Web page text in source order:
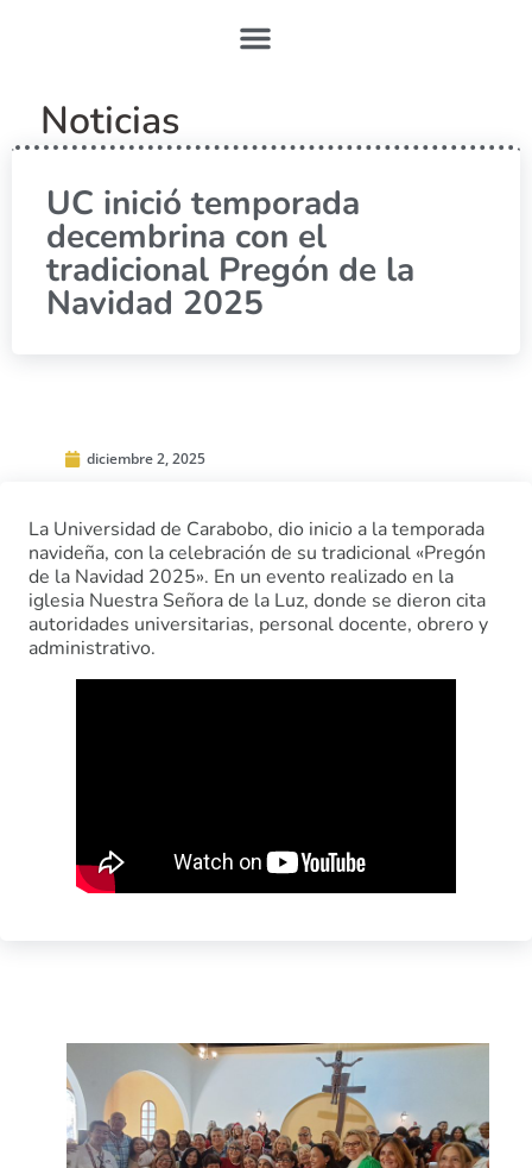
Noticias
UC inició temporada
decembrina con el
tradicional Pregón de la
Navidad 2025
diciembre 2, 2025
La Universidad de Carabobo, dio inicio a la temporada
navideña, con la celebración de su tradicional «Pregón
de la Navidad 2025». En un evento realizado en la
iglesia Nuestra Señora de la Luz, donde se dieron cita
autoridades universitarias, personal docente, obrero y
administrativo.